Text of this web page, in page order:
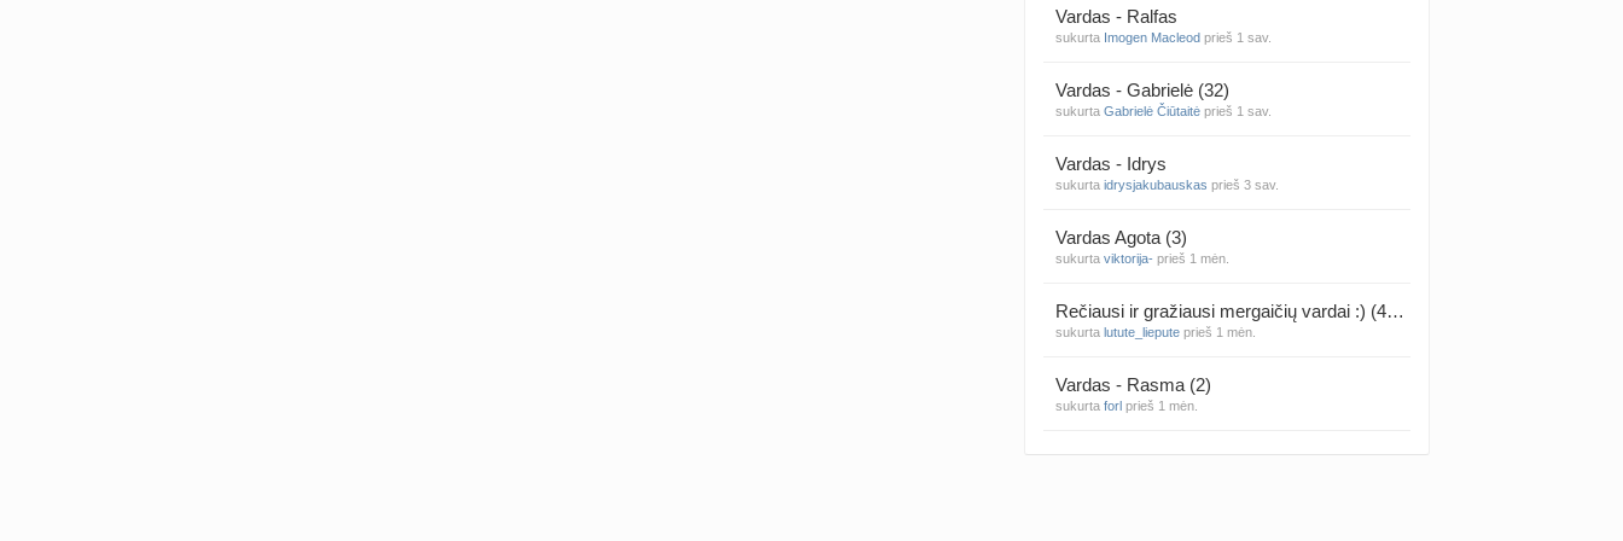
Visos temos (8000+)
Vardas - Ralfas
sukurta Imogen Macleod prieš 1 sav.
Vardas - Gabrielė (32)
sukurta Gabrielė Čiūtaitė prieš 1 sav.
Vardas - Idrys
sukurta idrysjakubauskas prieš 3 sav.
Vardas Agota (3)
sukurta viktorija- prieš 1 mėn.
Rečiausi ir gražiausi mergaičių vardai :) (4314)
sukurta lutute_liepute prieš 1 mėn.
Vardas - Rasma (2)
sukurta forl prieš 1 mėn.
Vardas - Mila (12)